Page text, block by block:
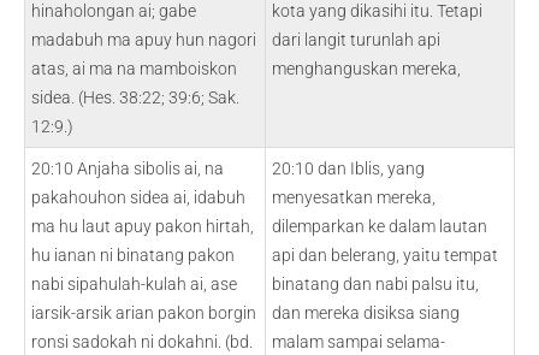
hinaholongan ai; gabe
madabuh ma apuy hun nagori
atas, ai ma na mamboiskon
sidea. (Hes. 38:22; 39:6; Sak.
12:9.)
kota yang dikasihi itu. Tetapi
dari langit turunlah api
menghanguskan mereka,
20:10 Anjaha sibolis ai, na
pakahouhon sidea ai, idabuh
ma hu laut apuy pakon hirtah,
hu ianan ni binatang pakon
nabi sipahulah-kulah ai, ase
iarsik-arsik arian pakon borgin
ronsi sadokah ni dokahni. (bd.
20:10 dan Iblis, yang
menyesatkan mereka,
dilemparkan ke dalam lautan
api dan belerang, yaitu tempat
binatang dan nabi palsu itu,
dan mereka disiksa siang
malam sampai selama-